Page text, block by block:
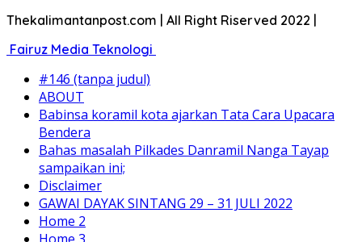
Thekalimantanpost.com | All Right Riserved 2022 |
Fairuz Media Teknologi
#146 (tanpa judul)
ABOUT
Babinsa koramil kota ajarkan Tata Cara Upacara
Bendera
Bahas masalah Pilkades Danramil Nanga Tayap
sampaikan ini;
Disclaimer
GAWAI DAYAK SINTANG 29 – 31 JULI 2022
Home 2